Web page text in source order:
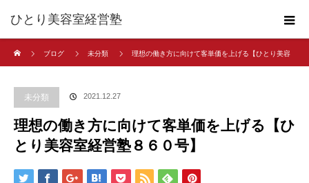
ひとり美容室経営塾
ブログ
未分類 理想の働き方に向けて客単価を上げる【ひとり美容
未分類 2021.12.27
理想の働き方に向けて客単価を上げる【ひ
とり美容室経営塾８６０号】